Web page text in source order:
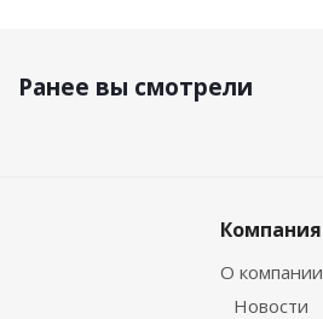
Ранее вы смотрели
Компания
О компании
Новости